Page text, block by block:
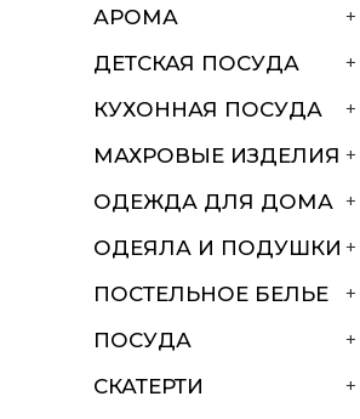
+
АРОМА
+
ДЕТСКАЯ ПОСУДА
+
КУХОННАЯ ПОСУДА
+
МАХРОВЫЕ ИЗДЕЛИЯ
+
ОДЕЖДА ДЛЯ ДОМА
+
ОДЕЯЛА И ПОДУШКИ
+
ПОСТЕЛЬНОЕ БЕЛЬЕ
+
ПОСУДА
+
СКАТЕРТИ